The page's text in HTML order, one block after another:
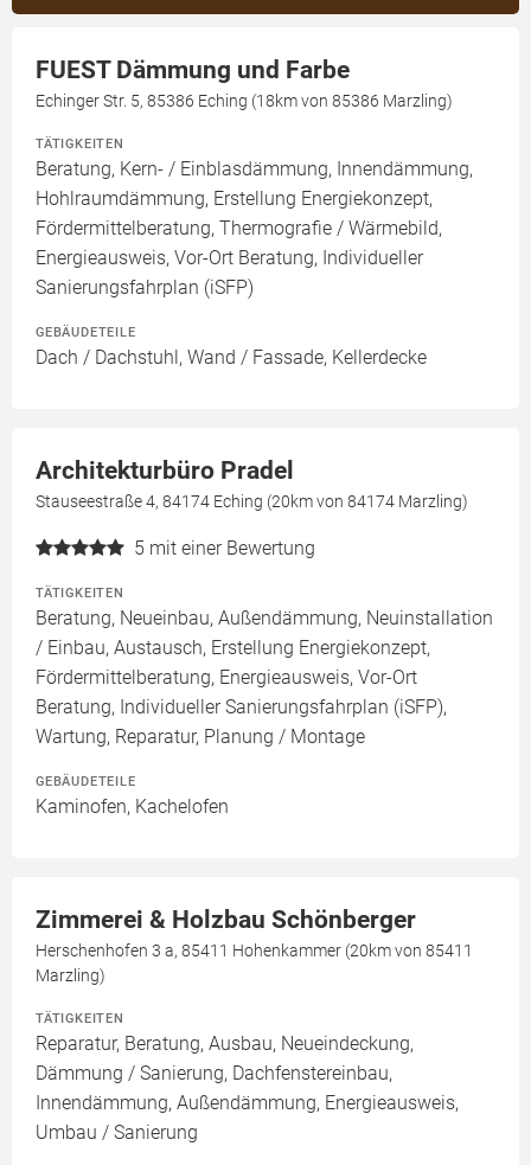
FUEST Dämmung und Farbe
Echinger Str. 5, 85386 Eching (18km von 85386 Marzling)
TÄTIGKEITEN
Beratung, Kern- / Einblasdämmung, Innendämmung,
Hohlraumdämmung, Erstellung Energiekonzept,
Fördermittelberatung, Thermografie / Wärmebild,
Energieausweis, Vor-Ort Beratung, Individueller
Sanierungsfahrplan (iSFP)
GEBÄUDETEILE
Dach / Dachstuhl, Wand / Fassade, Kellerdecke
Architekturbüro Pradel
Stauseestraße 4, 84174 Eching (20km von 84174 Marzling)
5 mit einer Bewertung
TÄTIGKEITEN
Beratung, Neueinbau, Außendämmung, Neuinstallation
/ Einbau, Austausch, Erstellung Energiekonzept,
Fördermittelberatung, Energieausweis, Vor-Ort
Beratung, Individueller Sanierungsfahrplan (iSFP),
Wartung, Reparatur, Planung / Montage
GEBÄUDETEILE
Kaminofen, Kachelofen
Zimmerei & Holzbau Schönberger
Herschenhofen 3 a, 85411 Hohenkammer (20km von 85411
Marzling)
TÄTIGKEITEN
Reparatur, Beratung, Ausbau, Neueindeckung,
Dämmung / Sanierung, Dachfenstereinbau,
Innendämmung, Außendämmung, Energieausweis,
Umbau / Sanierung